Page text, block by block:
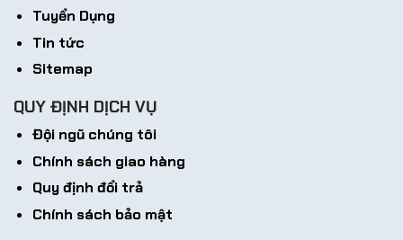
Tuyển Dụng
Tin tức
Sitemap
QUY ĐỊNH DỊCH VỤ
Đội ngũ chúng tôi
Chính sách giao hàng
Quy định đổi trả
Chính sách bảo mật